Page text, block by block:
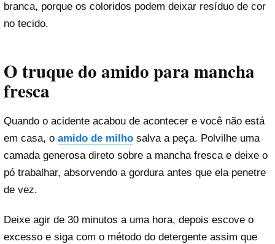
branca, porque os coloridos podem deixar resíduo de cor
no tecido.
O truque do amido para mancha
fresca
Quando o acidente acabou de acontecer e você não está
em casa, o amido de milho salva a peça. Polvilhe uma
camada generosa direto sobre a mancha fresca e deixe o
pó trabalhar, absorvendo a gordura antes que ela penetre
de vez.
Deixe agir de 30 minutos a uma hora, depois escove o
excesso e siga com o método do detergente assim que